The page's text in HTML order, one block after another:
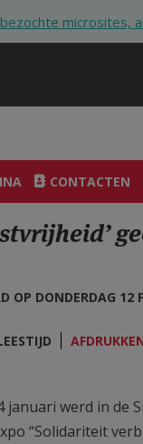
microsites,
OF
CONTACTEN
OP DONDERDAG 12
januari werd in de
“Solidariteit